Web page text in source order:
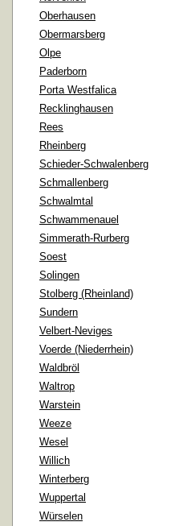
Oberhausen
Obermarsberg
Olpe
Paderborn
Porta Westfalica
Recklinghausen
Rees
Rheinberg
Schieder-Schwalenberg
Schmallenberg
Schwalmtal
Schwammenauel
Simmerath-Rurberg
Soest
Solingen
Stolberg (Rheinland)
Sundern
Velbert-Neviges
Voerde (Niederrhein)
Waldbröl
Waltrop
Warstein
Weeze
Wesel
Willich
Winterberg
Wuppertal
Würselen